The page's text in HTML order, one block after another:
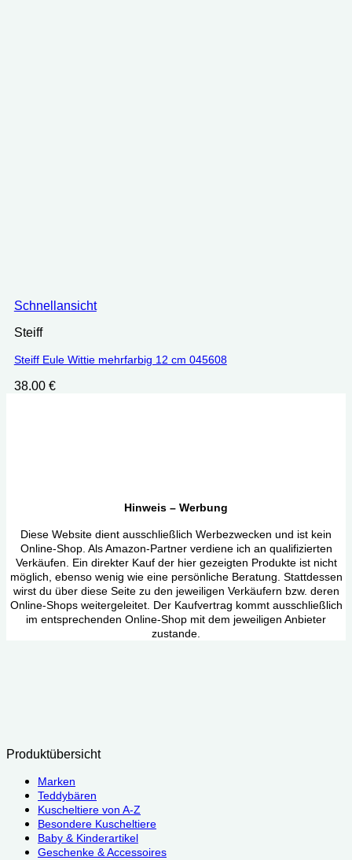
Schnellansicht
Steiff
Steiff Eule Wittie mehrfarbig 12 cm 045608
38.00 €
Hinweis – Werbung
Diese Website dient ausschließlich Werbezwecken und ist kein
Online-Shop. Als Amazon-Partner verdiene ich an qualifizierten
Verkäufen. Ein direkter Kauf der hier gezeigten Produkte ist nicht
möglich, ebenso wenig wie eine persönliche Beratung. Stattdessen
wirst du über diese Seite zu den jeweiligen Verkäufern bzw. deren
Online-Shops weitergeleitet. Der Kaufvertrag kommt ausschließlich
im entsprechenden Online-Shop mit dem jeweiligen Anbieter
zustande.
Produktübersicht
Marken
Teddybären
Kuscheltiere von A-Z
Besondere Kuscheltiere
Baby & Kinderartikel
Geschenke & Accessoires